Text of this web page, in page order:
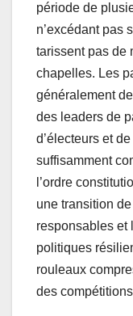
période de
n’excédant pas
tarissent pas de
chapelles. Les
généralement
des leaders de
d’électeurs et
suffisamment
l’ordre
une transition
responsables et
politiques
rouleaux
des